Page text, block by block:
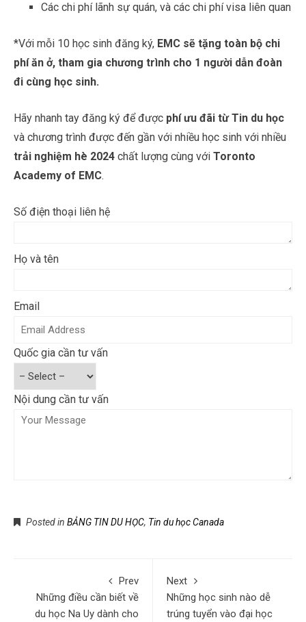
Các chi phí lãnh sự quán, và các chi phí visa liên quan
*Với mỗi 10 học sinh đăng ký, EMC sẽ tặng toàn bộ chi
phí ăn ở, tham gia chương trình cho 1 người dẫn đoàn
đi cùng học sinh.
Hãy nhanh tay đăng ký để được phí ưu đãi từ Tin du học
và chương trình được đến gần với nhiều học sinh với nhiều
trải nghiệm hè 2024 chất lượng cùng với Toronto
Academy of EMC.
Số điện thoại liên hệ
Họ và tên
Email
Quốc gia cần tư vấn
Nội dung cần tư vấn
Posted in BẢNG TIN DU HỌC, Tin du học Canada
Prev
Những điều cần biết về
du học Na Uy dành cho
Next
Những học sinh nào dễ
trúng tuyển vào đại học